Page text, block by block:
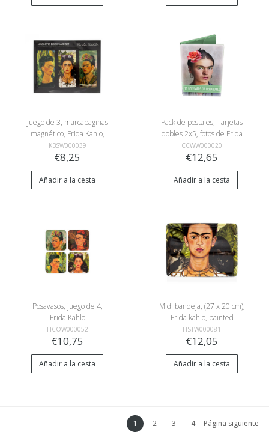
Juego de 3, marcapaginas
magnético, Frida Kahlo,
Autorretratos
KBSW000039
€8,25
Añadir a la cesta
Pack de postales, Tarjetas
dobles 2x5, fotos de Frida
Kahlo
CCWW000020
€12,65
Añadir a la cesta
Posavasos, juego de 4,
Frida Kahlo
HCOW000052
€10,75
Añadir a la cesta
Midi bandeja, (27 x 20 cm),
Frida kahlo, painted
selfportret, Bonito
HSTW000081
€12,05
Añadir a la cesta
1 2 3 4 Página siguiente